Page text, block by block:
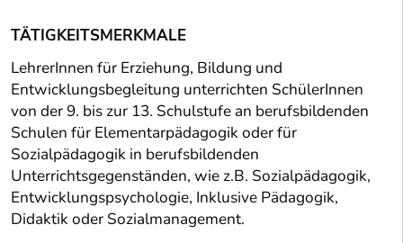
TÄTIGKEITSMERKMALE
LehrerInnen für Erziehung, Bildung und
Entwicklungsbegleitung unterrichten SchülerInnen
von der 9. bis zur 13. Schulstufe an berufsbildenden
Schulen für Elementarpädagogik oder für
Sozialpädagogik in berufsbildenden
Unterrichtsgegenständen, wie z.B. Sozialpädagogik,
Entwicklungspsychologie, Inklusive Pädagogik,
Didaktik oder Sozialmanagement.